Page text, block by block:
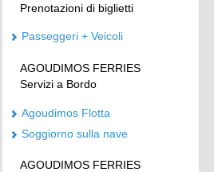
Prenotazioni di biglietti
Passeggeri + Veicoli
AGOUDIMOS FERRIES
Servizi a Bordo
Agoudimos Flotta
Soggiorno sulla nave
AGOUDIMOS FERRIES